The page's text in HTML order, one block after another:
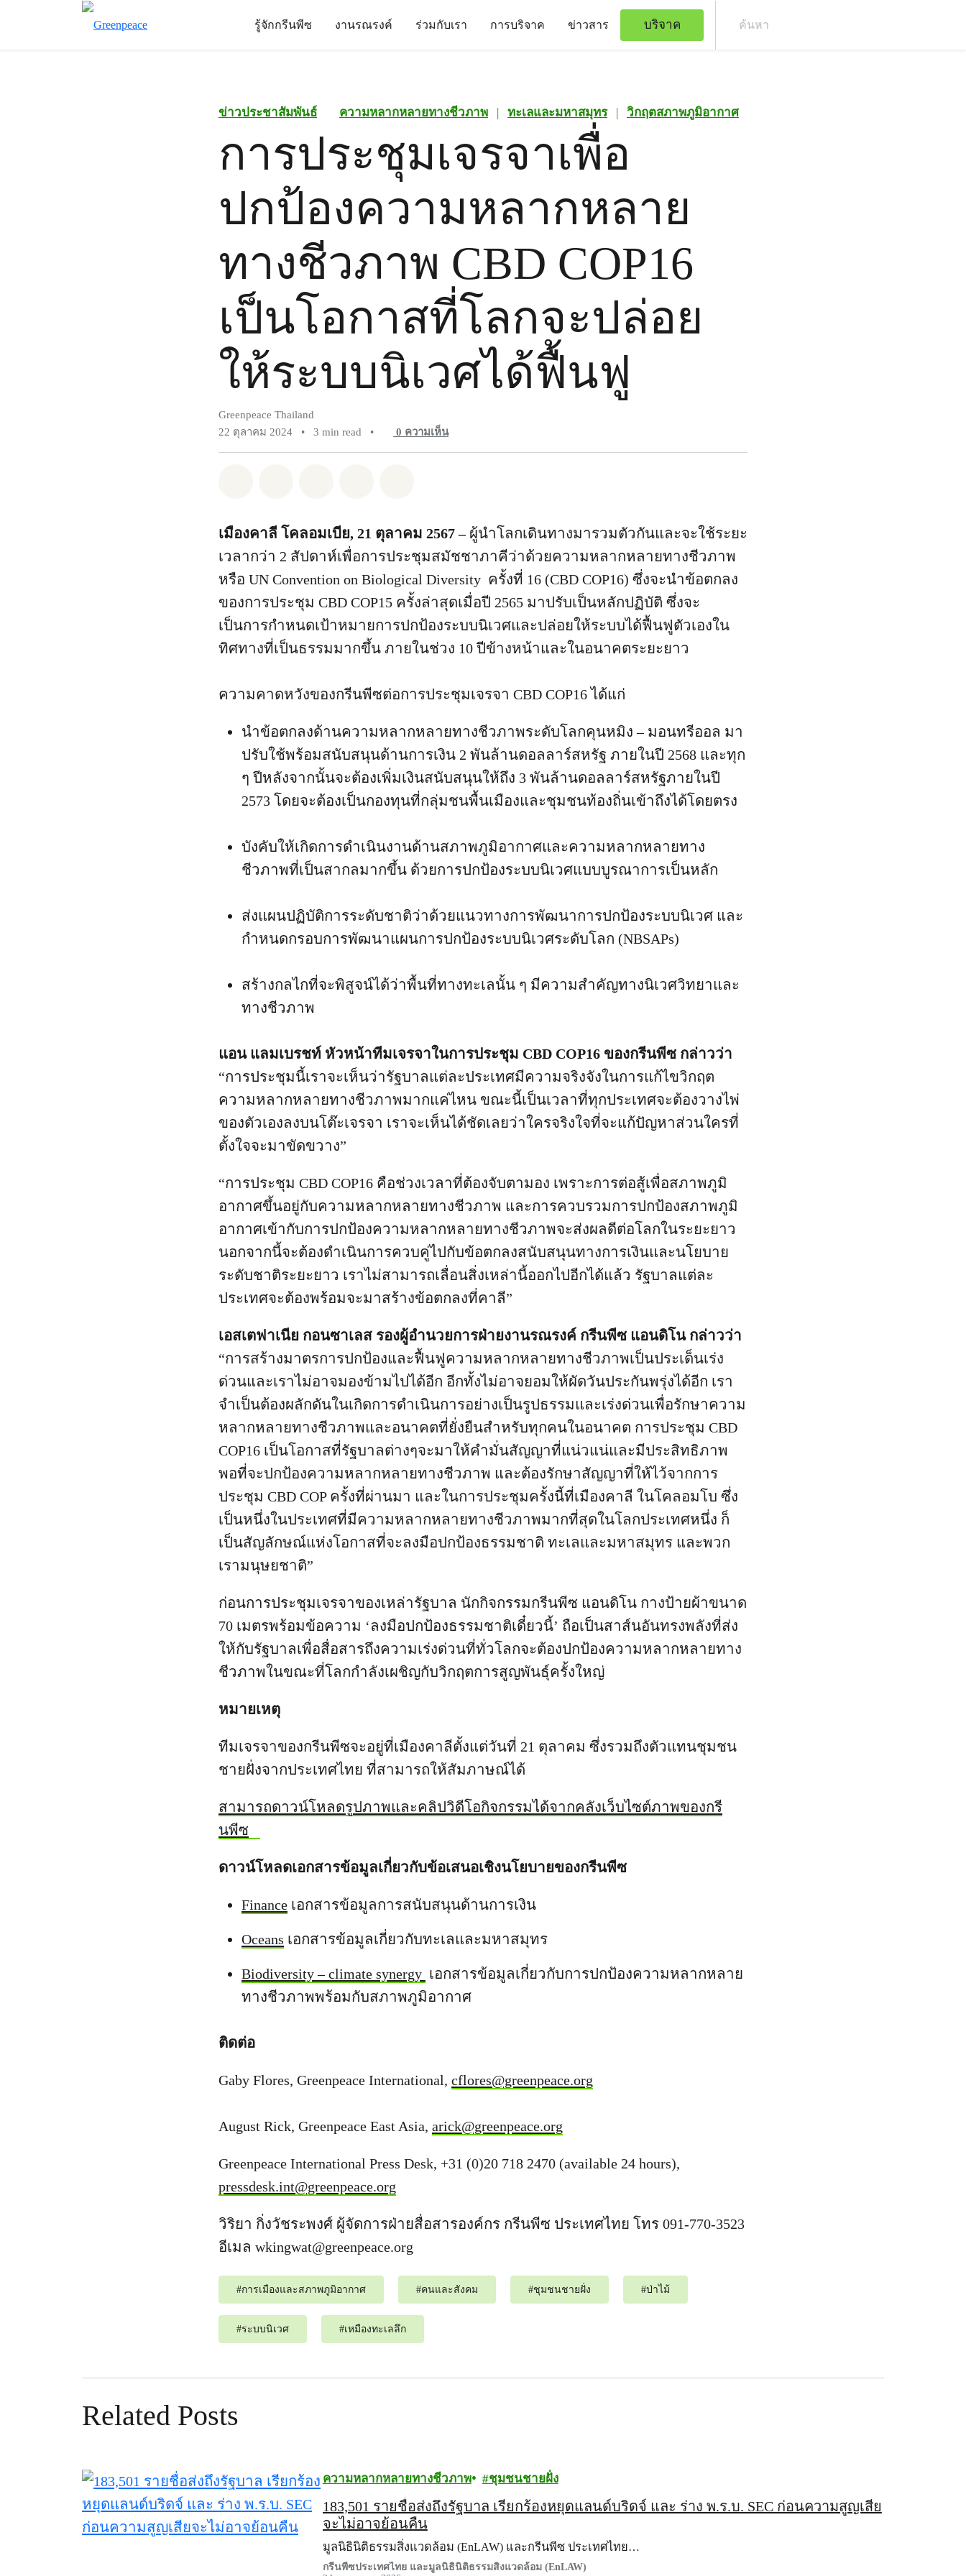
รู้จักกรีนพีซ งานรณรงค์ ร่วมกับเรา การบริจาค ข่าวสาร บริจาค
ข่าวประชาสัมพันธ์ ความหลากหลายทางชีวภาพ | ทะเลและมหาสมุทร | วิกฤตสภาพภูมิอากาศ
การประชุมเจรจาเพื่อ
ปกป้องความหลากหลาย
ทางชีวภาพ CBD COP16
เป็นโอกาสที่โลกจะปล่อย
ให้ระบบนิเวศได้ฟื้นฟู
Greenpeace Thailand
22 ตุลาคม 2024
• 3 min read • 0 ความเห็น
เมืองคาลี โคลอมเบีย, 21 ตุลาคม 2567 –ผู้นำโลกเดินทางมารวมตัวกันและจะใช้ระยะ
เวลากว่า 2 สัปดาห์เพื่อการประชุมสมัชชาภาคีว่าด้วยความหลากหลายทางชีวภาพ
หรือ UN Convention on Biological Diversity ครั้งที่ 16 (CBD COP16) ซึ่งจะนำข้อตกลง
ของการประชุม CBD COP15 ครั้งล่าสุดเมื่อปี 2565 มาปรับเป็นหลักปฏิบัติ ซึ่งจะ
เป็นการกำหนดเป้าหมายการปกป้องระบบนิเวศและปล่อยให้ระบบได้ฟื้นฟูตัวเองใน
ทิศทางที่เป็นธรรมมากขึ้น ภายในช่วง 10 ปีข้างหน้าและในอนาคตระยะยาว
ความคาดหวังของกรีนพีซต่อการประชุมเจรจา CBD COP16 ได้แก่
นำข้อตกลงด้านความหลากหลายทางชีวภาพระดับโลกคุนหมิง – มอนทรีออล มา
ปรับใช้พร้อมสนับสนุนด้านการเงิน 2 พันล้านดอลลาร์สหรัฐ ภายในปี 2568 และทุก
ๆ ปีหลังจากนั้นจะต้องเพิ่มเงินสนับสนุนให้ถึง 3 พันล้านดอลลาร์สหรัฐภายในปี
2573 โดยจะต้องเป็นกองทุนที่กลุ่มชนพื้นเมืองและชุมชนท้องถิ่นเข้าถึงได้โดยตรง
บังคับให้เกิดการดำเนินงานด้านสภาพภูมิอากาศและความหลากหลายทาง
ชีวภาพที่เป็นสากลมากขึ้น ด้วยการปกป้องระบบนิเวศแบบบูรณาการเป็นหลัก
ส่งแผนปฏิบัติการระดับชาติว่าด้วยแนวทางการพัฒนาการปกป้องระบบนิเวศ และ
กำหนดกรอบการพัฒนาแผนการปกป้องระบบนิเวศระดับโลก (NBSAPs)
สร้างกลไกที่จะพิสูจน์ได้ว่าพื้นที่ทางทะเลนั้น ๆ มีความสำคัญทางนิเวศวิทยาและ
ทางชีวภาพ
แอน แลมเบรชท์ หัวหน้าทีมเจรจาในการประชุม CBD COP16 ของกรีนพีซ กล่าวว่า
“การประชุมนี้เราจะเห็นว่ารัฐบาลแต่ละประเทศมีความจริงจังในการแก้ไขวิกฤต
ความหลากหลายทางชีวภาพมากแค่ไหน ขณะนี้เป็นเวลาที่ทุกประเทศจะต้องวางไพ่
ของตัวเองลงบนโต๊ะเจรจา เราจะเห็นได้ชัดเลยว่าใครจริงใจที่จะแก้ปัญหาส่วนใครที่
ตั้งใจจะมาขัดขวาง”
“การประชุม CBD COP16 คือช่วงเวลาที่ต้องจับตามอง เพราะการต่อสู้เพื่อสภาพภูมิ
อากาศขึ้นอยู่กับความหลากหลายทางชีวภาพ และการควบรวมการปกป้องสภาพภูมิ
อากาศเข้ากับการปกป้องความหลากหลายทางชีวภาพจะส่งผลดีต่อโลกในระยะยาว
นอกจากนี้จะต้องดำเนินการควบคู่ไปกับข้อตกลงสนับสนุนทางการเงินและนโยบาย
ระดับชาติระยะยาว เราไม่สามารถเลื่อนสิ่งเหล่านี้ออกไปอีกได้แล้ว รัฐบาลแต่ละ
ประเทศจะต้องพร้อมจะมาสร้างข้อตกลงที่คาลี”
เอสเตฟาเนีย กอนซาเลส รองผู้อำนวยการฝ่ายงานรณรงค์ กรีนพีซ แอนดิโน กล่าวว่า
“การสร้างมาตรการปกป้องและฟื้นฟูความหลากหลายทางชีวภาพเป็นประเด็นเร่ง
ด่วนและเราไม่อาจมองข้ามไปได้อีก อีกทั้งไม่อาจยอมให้ผัดวันประกันพรุ่งได้อีก เรา
จำเป็นต้องผลักดันในเกิดการดำเนินการอย่างเป็นรูปธรรมและเร่งด่วนเพื่อรักษาความ
หลากหลายทางชีวภาพและอนาคตที่ยั่งยืนสำหรับทุกคนในอนาคต การประชุม CBD
COP16 เป็นโอกาสที่รัฐบาลต่างๆจะมาให้คำมั่นสัญญาที่แน่วแน่และมีประสิทธิภาพ
พอที่จะปกป้องความหลากหลายทางชีวภาพ และต้องรักษาสัญญาที่ให้ไว้จากการ
ประชุม CBD COP ครั้งที่ผ่านมา และในการประชุมครั้งนี้ที่เมืองคาลี ในโคลอมโบ ซึ่ง
เป็นหนึ่งในประเทศที่มีความหลากหลายทางชีวภาพมากที่สุดในโลกประเทศหนึ่ง ก็
เป็นสัญลักษณ์แห่งโอกาสที่จะลงมือปกป้องธรรมชาติ ทะเลและมหาสมุทร และพวก
เรามนุษยชาติ”
ก่อนการประชุมเจรจาของเหล่ารัฐบาล นักกิจกรรมกรีนพีซ แอนดิโน กางป้ายผ้าขนาด
70 เมตรพร้อมข้อความ ‘ลงมือปกป้องธรรมชาติเดี๋ยวนี้’ ถือเป็นสาส์นอันทรงพลังที่ส่ง
ให้กับรัฐบาลเพื่อสื่อสารถึงความเร่งด่วนที่ทั่วโลกจะต้องปกป้องความหลากหลายทาง
ชีวภาพในขณะที่โลกกำลังเผชิญกับวิกฤตการสูญพันธ์ุครั้งใหญ่
หมายเหตุ
ทีมเจรจาของกรีนพีซจะอยู่ที่เมืองคาลีตั้งแต่วันที่ 21 ตุลาคม ซึ่งรวมถึงตัวแทนชุมชน
ชายฝั่งจากประเทศไทย ที่สามารถให้สัมภาษณ์ได้
สามารถดาวน์โหลดรูปภาพและคลิปวิดีโอกิจกรรมได้จากคลังเว็บไซต์ภาพของกรี
นพีซ
ดาวน์โหลดเอกสารข้อมูลเกี่ยวกับข้อเสนอเชิงนโยบายของกรีนพีซ
Finance เอกสารข้อมูลการสนับสนุนด้านการเงิน
Oceans เอกสารข้อมูลเกี่ยวกับทะเลและมหาสมุทร
Biodiversity – climate synergy เอกสารข้อมูลเกี่ยวกับการปกป้องความหลากหลาย
ทางชีวภาพพร้อมกับสภาพภูมิอากาศ
ติดต่อ
Gaby Flores, Greenpeace International, cflores@greenpeace.org
August Rick, Greenpeace East Asia, arick@greenpeace.org
Greenpeace International Press Desk, +31 (0)20 718 2470 (available 24 hours),
pressdesk.int@greenpeace.org
วิริยา กิ่งวัชระพงศ์ ผู้จัดการฝ่ายสื่อสารองค์กร กรีนพีซ ประเทศไทย โทร 091-770-3523
อีเมล wkingwat@greenpeace.org
#การเมืองและสภาพภูมิอากาศ #คนและสังคม #ชุมชนชายฝั่ง #ป่าไม้
#ระบบนิเวศ #เหมืองทะเลลึก
Related Posts
ความหลากหลายทางชีวภาพ ชุมชนชายฝั่ง
183,501 รายชื่อส่งถึงรัฐบาล เรียกร้องหยุดแลนด์บริดจ์ และ ร่าง พ.ร.บ. SEC ก่อนความสูญเสีย
จะไม่อาจย้อนคืน
มูลนิธินิติธรรมสิ่งแวดล้อม (EnLAW) และกรีนพีซ ประเทศไทย…
กรีนพีซประเทศไทย และมูลนิธินิติธรรมสิ่งแวดล้อม (EnLAW)